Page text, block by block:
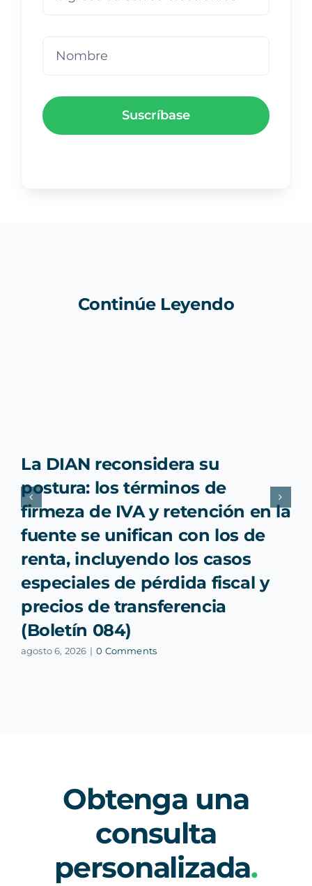
Suscríbase
Continúe Leyendo
La DIAN reconsidera su
postura: los términos de
firmeza de IVA y retención en la
fuente se unifican con los de
renta, incluyendo los casos
especiales de pérdida fiscal y
precios de transferencia
(Boletín 084)
agosto 6, 2026 | 0 Comments
Obtenga una
consulta
personalizada.